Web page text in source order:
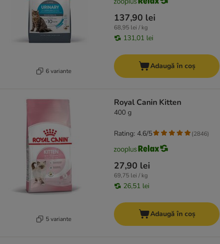
6 variante
137,90 lei
68,95 lei / kg
131,01 lei
Adaugă în coș
5 variante
Royal Canin Kitten
400 g
27,90 lei
69,75 lei / kg
26,51 lei
Rating: 4.6/5 (2846)
Adaugă în coș